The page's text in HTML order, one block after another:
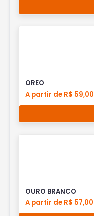
OREO
A partir de R$ 59,00
OURO BRANCO
A partir de R$ 57,00